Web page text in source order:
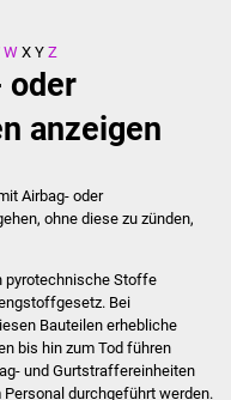
W X Y Z
oder
anzeigen
Airbag- oder
ohne diese zu zünden,
pyrotechnische Stoffe
Bei
Bauteilen erhebliche
bis hin zum Tod führen
und Gurtstraffereinheiten
durchgeführt werden.